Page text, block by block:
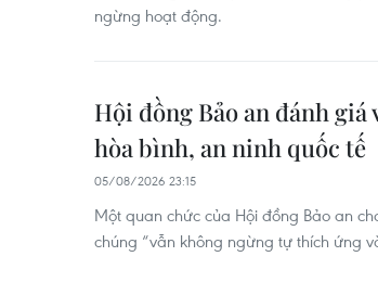
ngừng hoạt động.
Hội đồng Bảo an đánh giá
hòa bình, an ninh quốc tế
05/08/2026 23:15
Một quan chức của Hội đồng Bảo an
chúng “vẫn không ngừng tự thích ứng